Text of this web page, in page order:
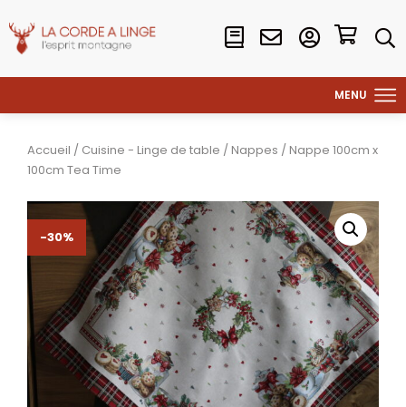
Accueil / Cuisine - Linge de table / Nappes / Nappe 100cm x
100cm Tea Time
-30%
-30%